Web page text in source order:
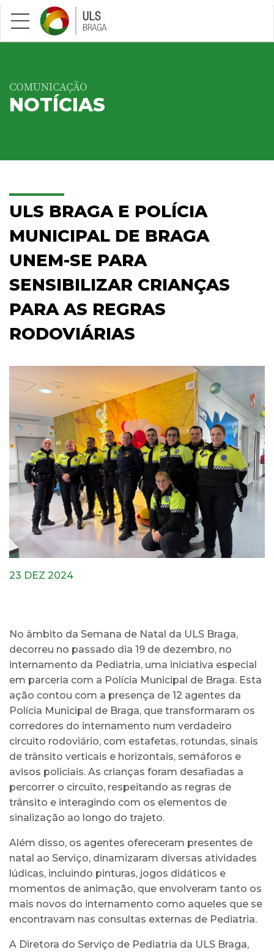
Saltar para conteúdo principal
COMUNICAÇÃO
NOTÍCIAS
ULS BRAGA E POLÍCIA
MUNICIPAL DE BRAGA
UNEM-SE PARA
SENSIBILIZAR CRIANÇAS
PARA AS REGRAS
RODOVIÁRIAS
23 DEZ 2024
No âmbito da Semana de Natal da ULS Braga,
decorreu no passado dia 19 de dezembro, no
internamento da Pediatria, uma iniciativa especial
em parceria com a Polícia Municipal de Braga. Esta
ação contou com a presença de 12 agentes da
Polícia Municipal de Braga, que transformaram os
corredores do internamento num verdadeiro
circuito rodoviário, com estafetas, rotundas, sinais
de trânsito verticais e horizontais, semáforos e
avisos policiais. As crianças foram desafiadas a
percorrer o circuito, respeitando as regras de
trânsito e interagindo com os elementos de
sinalização ao longo do trajeto.
Além disso, os agentes ofereceram presentes de
natal ao Serviço, dinamizaram diversas atividades
lúdicas, incluindo pinturas, jogos didáticos e
momentos de animação, que envolveram tanto os
mais novos do internamento como aqueles que se
encontravam nas consultas externas de Pediatria.
A Diretora do Serviço de Pediatria da ULS Braga,